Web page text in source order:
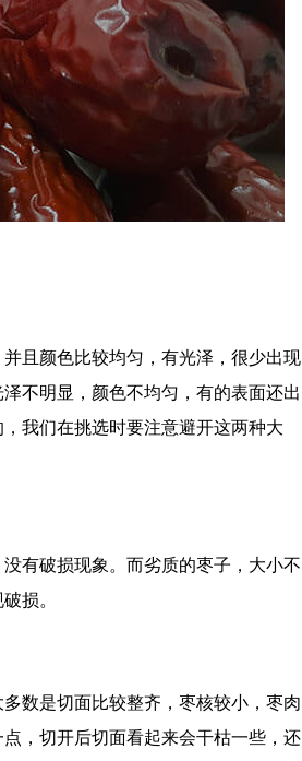
且颜色比较均匀，有光泽，很少出现
不明显，颜色不均匀，有的表面还出
我们在挑选时要注意避开这两种大
有破损现象。而劣质的枣子，大小不
损。
数是切面比较整齐，枣核较小，枣肉
，切开后切面看起来会干枯一些，还